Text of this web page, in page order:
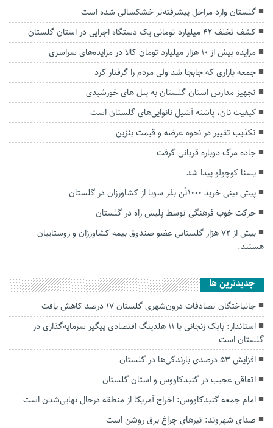
گلستان وارد مراحل پیشرفته‌تر خشکسالی شده است
کشف تخلف 42 میلیارد تومانی یک دستگاه اجرایی در استان گلستان
مزایده بیش از ۱۰ هزار میلیارد تومان کالا در مزایده‌های سراسری
جمعه بازاری که جابجا شد ولی مردم را گرفتار کرد
تجهیز مدارس استان گلستان به پنل های خورشیدی
کیفیت نان، پاشنه آشیل نانوایی‌های گلستان است
تکذیب تغییر در نحوه عرضه و قیمت بنزین
جاده مرگ دوباره قربانی گرفت
یسنا کوچولو پیدا شد
پیش بینی خرید ۱۰۰۰تُن بذر سویا از کشاورزان در گلستان
حرکت خوب فرهنگی توسط پلیس راه در گلستان
بیش از ۷۲ هزار گلستانی عضو صندوق بیمه کشاورزان و روستاییان
هستند.
جديدترين ها
جانباختگان تصادفات درون‌شهری گلستان ۱۷ درصد کاهش یافت
استاندار: بابک زنجانی با ۱۱ هلدینگ اقتصادی پیگیر سرمایه‌گذاری در
گلستان است
افزایش ۵۳ درصدی بارندگی‌ها در گلستان
اتفاقی عجیب در‌ گنبدکاووس و استان گلستان
امام جمعه گنبدکاووس: اخراج آمریکا از منطقه درحال نهایی‌شدن است
صدای شهروند: تیرهای چراغ برق روشن است